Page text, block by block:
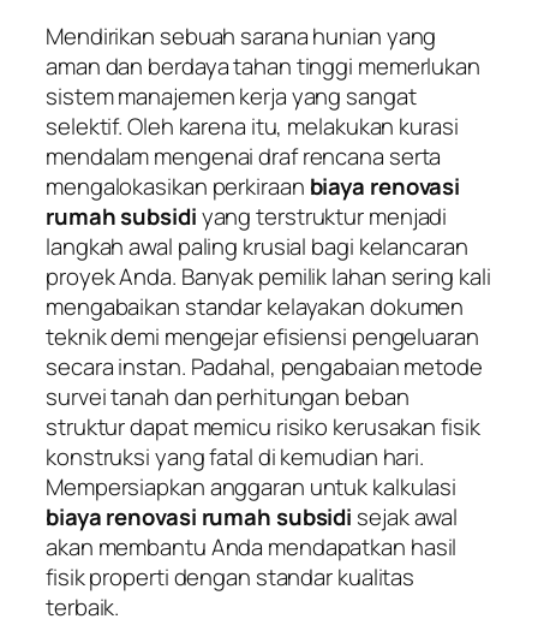
Mendirikan sebuah sarana hunian yang
aman dan berdaya tahan tinggi memerlukan
sistem manajemen kerja yang sangat
selektif. Oleh karena itu, melakukan kurasi
mendalam mengenai draf rencana serta
mengalokasikan perkiraan biaya renovasi
rumah subsidiyang terstruktur menjadi
langkah awal paling krusial bagi kelancaran
proyek Anda. Banyak pemilik lahan sering kali
mengabaikan standar kelayakan dokumen
teknik demi mengejar efisiensi pengeluaran
secara instan. Padahal, pengabaian metode
survei tanah dan perhitungan beban
struktur dapat memicu risiko kerusakan fisik
konstruksi yang fatal di kemudian hari.
Mempersiapkan anggaran untuk kalkulasi
biaya renovasi rumah subsidi sejak awal
akan membantu Anda mendapatkan hasil
fisik properti dengan standar kualitas
terbaik.